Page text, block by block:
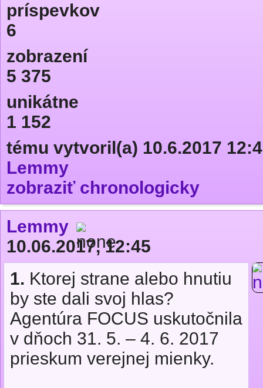
príspevkov
6
zobrazení
5 375
unikátne
1 152
tému vytvoril(a) 10.6.2017
Lemmy
zobraziť chronologicky
Lemmy
10.06.2017, 12:45
1. Ktorej strane alebo hnutiu
by ste dali svoj hlas?
Agentúra FOCUS uskutočnila
v dňoch 31. 5. – 4. 6. 2017
prieskum verejnej mienky.